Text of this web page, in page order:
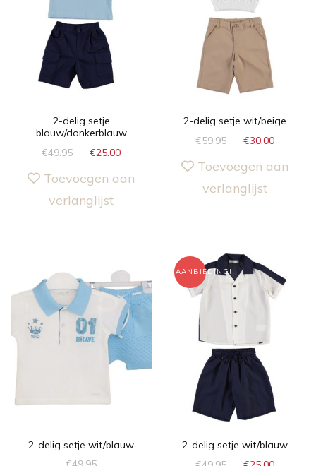
2-delig setje
blauw/donkerblauw
€49.95 €25.00
Toevoegen aan
verlanglijst
2-delig setje wit/beige
€59.95 €30.00
Toevoegen aan
verlanglijst
2-delig setje wit/blauw
AANBIEDING!
2-delig setje wit/blauw